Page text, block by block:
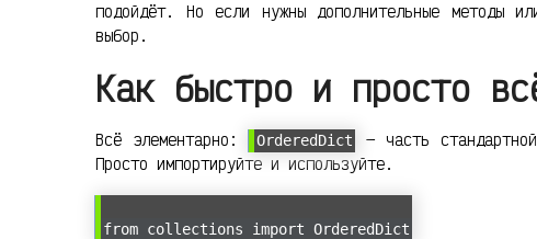
подойдёт. Но если нужны дополнительные методы
выбор.
Как быстро и просто
Всё элементарно: OrderedDict
— часть
Просто импортируйте и используйте.
from collections import OrderedDict